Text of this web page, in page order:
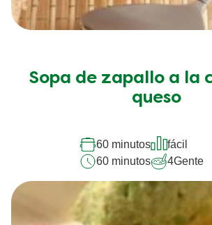
Sopa de zapallo a la
queso
60 minutos
fácil
60 minutos
4Gente